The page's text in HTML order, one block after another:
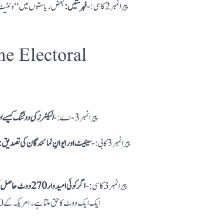
پیرا نمبر 2 کا سی:- فہرستیں:بعض ریاستوں میں
پیرا نمبر 3- اے:- الیکٹرز کی ووٹنگ
پیرا نمبر 3 کا بی:-
سینیٹ اور ایوانِ نمائندگان کی تصدیق:
پیرا نمبر 3 کا سی :-
اگر کوئی امیدوار 270 ووٹ حاصل نہیں کر پاتا تو؟
ایک ایک ووٹ کا حق ملتا ہے۔ امریکہ کے 50 میں سے 26 ریاستوں یعنی 26 اسٹیٹس کے ووٹوں کی حمایت حاصل کرنے والا صدارتی امیدوار امریکہ کا صدر منتخب ہوجاتا ہے۔